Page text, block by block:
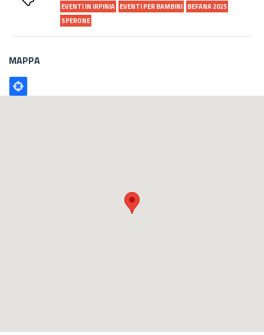
EVENTI IN IRPINIA EVENTI PER BAMBINI BEFANA 2025
SPERONE
MAPPA
Poligono
GEO